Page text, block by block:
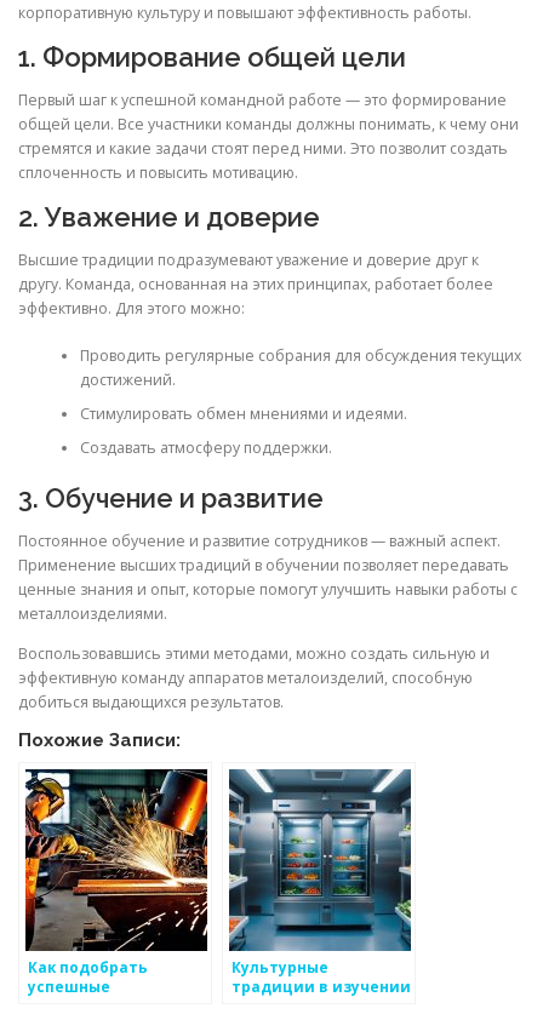
корпоративную культуру и повышают эффективность работы.
1. Формирование общей цели
Первый шаг к успешной командной работе — это формирование
общей цели. Все участники команды должны понимать, к чему они
стремятся и какие задачи стоят перед ними. Это позволит создать
сплоченность и повысить мотивацию.
2. Уважение и доверие
Высшие традиции подразумевают уважение и доверие друг к
другу. Команда, основанная на этих принципах, работает более
эффективно. Для этого можно:
Проводить регулярные собрания для обсуждения текущих
достижений.
Стимулировать обмен мнениями и идеями.
Создавать атмосферу поддержки.
3. Обучение и развитие
Постоянное обучение и развитие сотрудников — важный аспект.
Применение высших традиций в обучении позволяет передавать
ценные знания и опыт, которые помогут улучшить навыки работы с
металлоизделиями.
Воспользовавшись этими методами, можно создать сильную и
эффективную команду аппаратов металоизделий, способную
добиться выдающихся результатов.
Похожие Записи:
Как подобрать
успешные
Культурные
традиции в изучении